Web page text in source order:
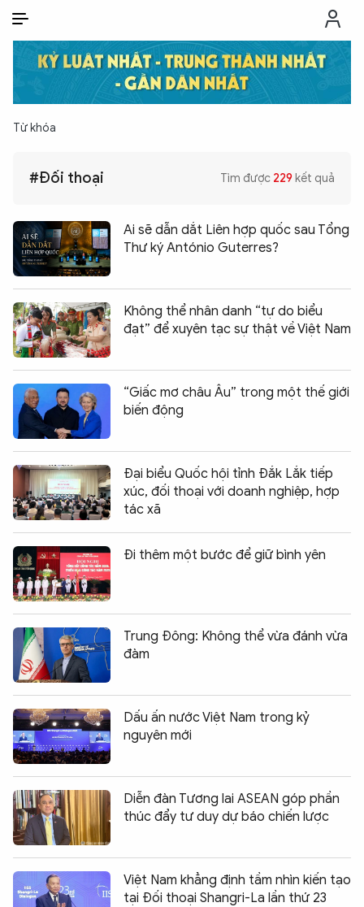
VI
EN
CHỐNG DIỄN BIẾN HÒA BÌNH
CÔNG AN TRONG LÒNG DÂN
XÃ HỘI
CÔNG NGHỆ
QUỐC TẾ
VĂN HÓA - THỂ THAO
BẠN ĐỌC & CAND
ĐA PHƯƠNG TIỆN
eMagazine
Podcast
Video
Infographic
Chuyên trangAn ninh thế giới
Chuyên đề
Từ khóa
#Đối thoại Tìm được 229 kết quả
Ai sẽ dẫn dắt Liên hợp quốc sau Tổng
Thư ký António Guterres?
Không thể nhân danh “tự do biểu
đạt” để xuyên tạc sự thật về Việt Nam
“Giấc mơ châu Âu” trong một thế giới
biến động
Đại biểu Quốc hội tỉnh Đắk Lắk tiếp
xúc, đối thoại với doanh nghiệp, hợp
tác xã
Đi thêm một bước để giữ bình yên
Trung Đông: Không thể vừa đánh vừa
đàm
Dấu ấn nước Việt Nam trong kỷ
nguyên mới
Diễn đàn Tương lai ASEAN góp phần
thúc đẩy tư duy dự báo chiến lược
Việt Nam khẳng định tầm nhìn kiến tạo
tại Đối thoại Shangri-La lần thứ 23